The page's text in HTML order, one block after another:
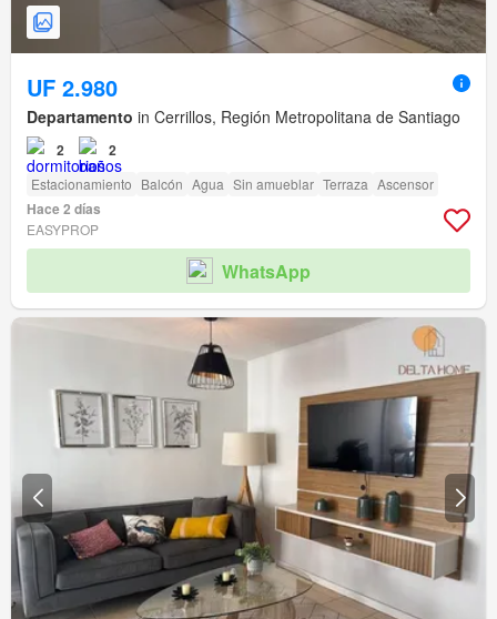
UF 2.980
Departamento in Cerrillos, Región Metropolitana de Santiago
2 2
Estacionamiento Balcón Agua Sin amueblar Terraza Ascensor
Hace 2 días
EASYPROP
WhatsApp